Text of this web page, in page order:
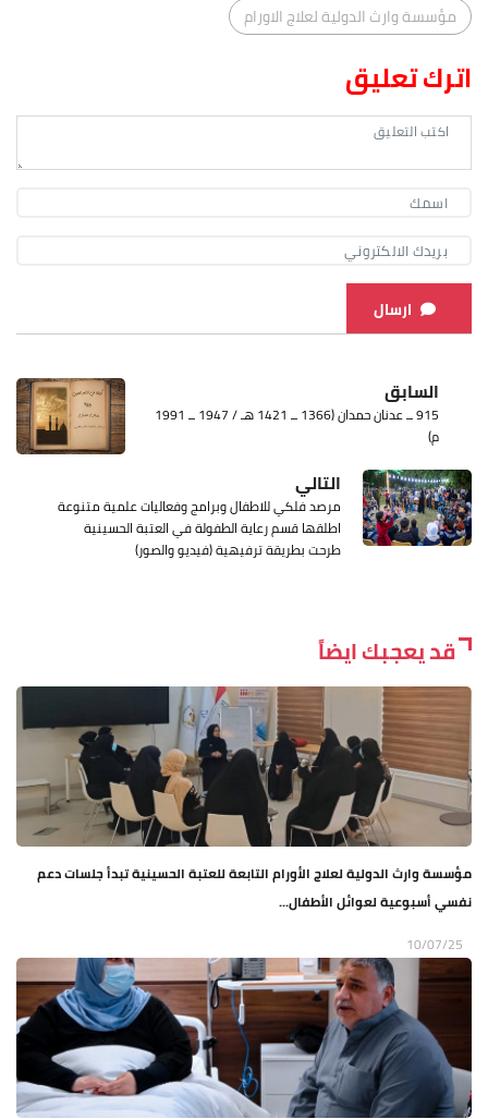
مؤسسة وارث الدولية لعلاج الاورام
اترك تعليق
ارسال
السابق
915 ــ عدنان حمدان (1366 ــ 1421 هـ / 1947 ــ 1991
م)
التالي
مرصد فلكي للاطفال وبرامج وفعاليات علمية متنوعة
اطلقها قسم رعاية الطفولة في العتبة الحسينية
طرحت بطريقة ترفيهية (فيديو والصور)
قد يعجبك ايضاً
مؤسسة وارث الدولية لعلاج الأورام التابعة للعتبة الحسينية تبدأ جلسات دعم
نفسي أسبوعية لعوائل الأطفال...
10/07/25